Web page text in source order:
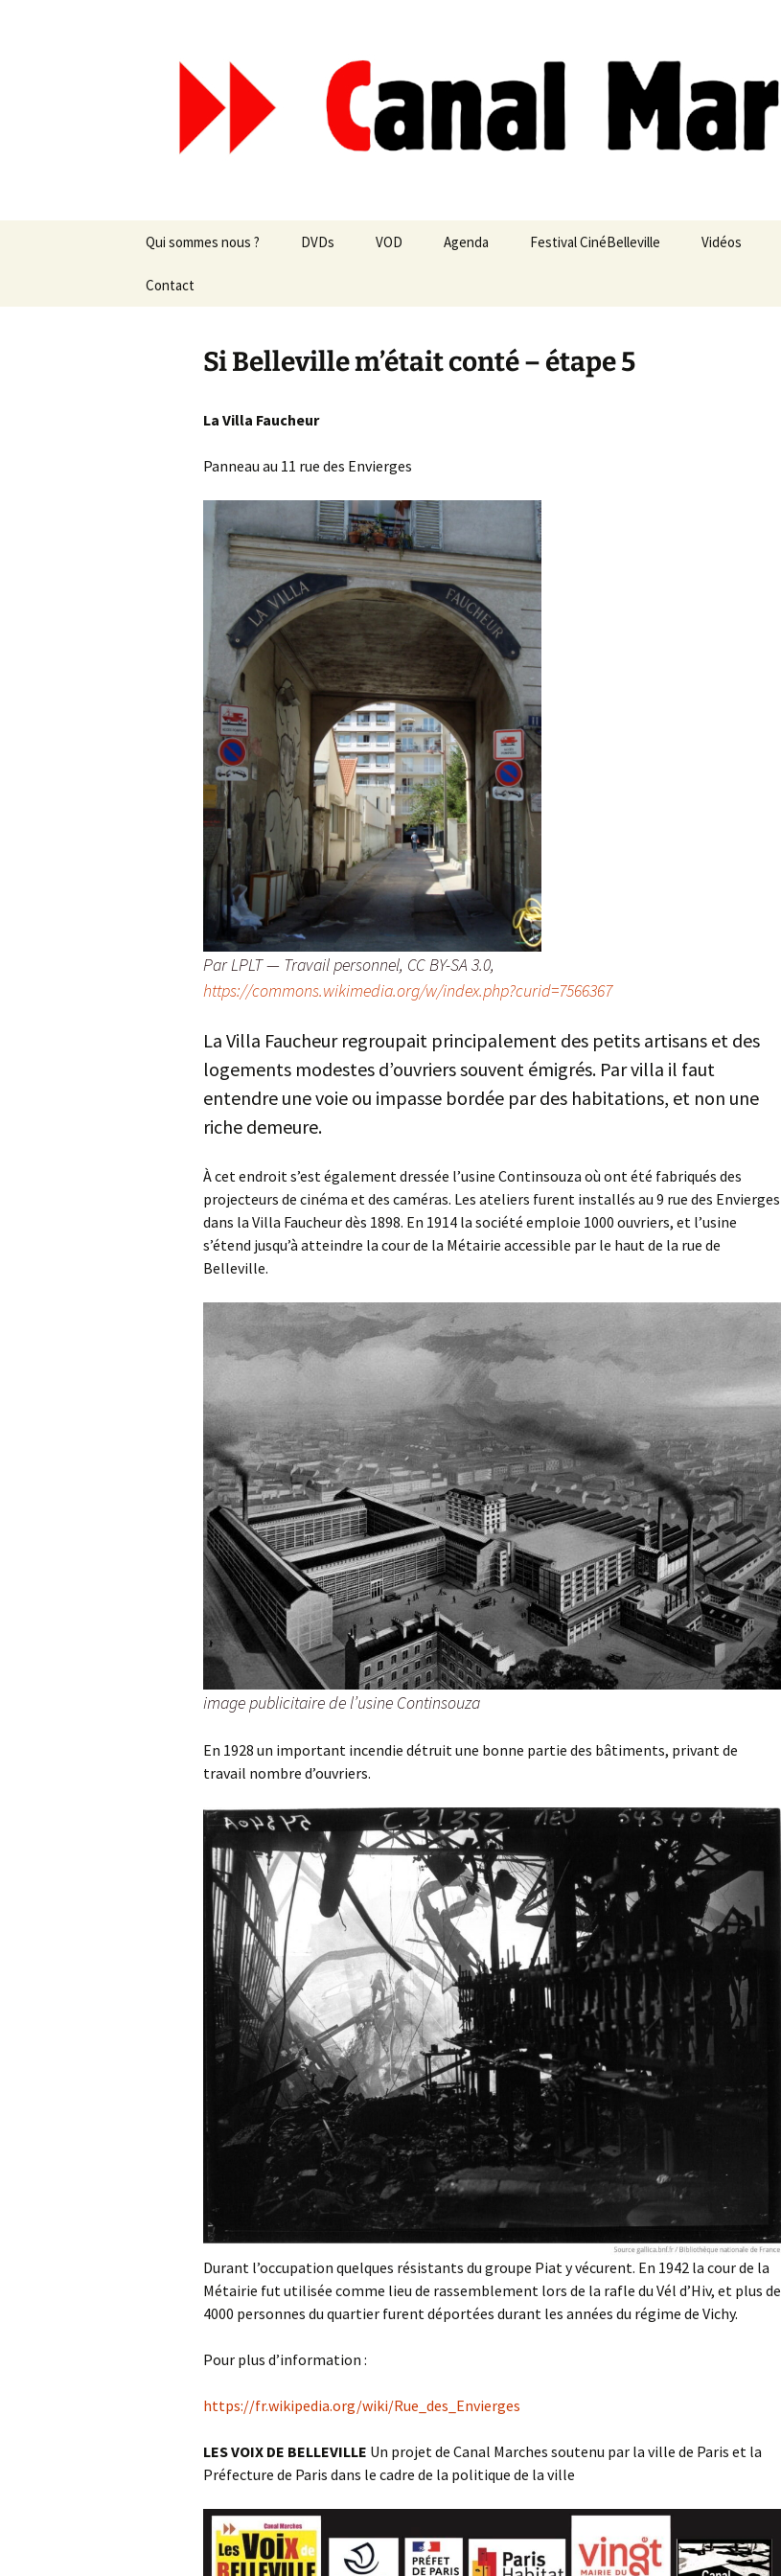
Canal Marches
Qui sommes nous ?
Les revues de presse
Les projets
DVDs VOD Agenda Festival CinéBelleville Vidéos
Contact
Si Belleville m’était conté – étape 5
La Villa Faucheur
Panneau au 11 rue des Envierges
Par LPLT — Travail personnel, CC BY-SA 3.0,
https://commons.wikimedia.org/w/index.php?curid=7566367
La Villa Faucheur regroupait principalement des petits artisans et des
logements modestes d’ouvriers souvent émigrés. Par villa il faut
entendre une voie ou impasse bordée par des habitations, et non une
riche demeure.
À cet endroit s’est également dressée l’usine Continsouza où ont été fabriqués des
projecteurs de cinéma et des caméras. Les ateliers furent installés au 9 rue des Envierges
dans la Villa Faucheur dès 1898. En 1914 la société emploie 1000 ouvriers, et l’usine
s’étend jusqu’à atteindre la cour de la Métairie accessible par le haut de la rue de
Belleville.
image publicitaire de l’usine Continsouza
En 1928 un important incendie détruit une bonne partie des bâtiments, privant de
travail nombre d’ouvriers.
Durant l’occupation quelques résistants du groupe Piat y vécurent. En 1942 la cour de la
Métairie fut utilisée comme lieu de rassemblement lors de la rafle du Vél d’Hiv, et plus de
4000 personnes du quartier furent déportées durant les années du régime de Vichy.
Pour plus d’information :
https://fr.wikipedia.org/wiki/Rue_des_Envierges
LES VOIX DE BELLEVILLE Un projet de Canal Marches soutenu par la ville de Paris et la
Préfecture de Paris dans le cadre de la politique de la ville